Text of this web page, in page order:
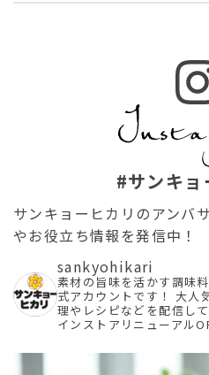
#サンキョ
サンキョーヒカリのアンバ
やお役立ち情報を発信中！
sankyohikari
素材の旨味を活かす調味
式アカウントです！ 大人
理やレシピなどを配信して
インストアリニューアル